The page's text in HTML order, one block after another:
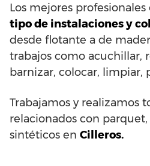
Los mejores profesionales
tipo de instalaciones y
desde flotante a de
trabajos como acuchillar,
barnizar, colocar, limpiar,
Trabajamos y realizamos
relacionados con
sintéticos en Cilleros.